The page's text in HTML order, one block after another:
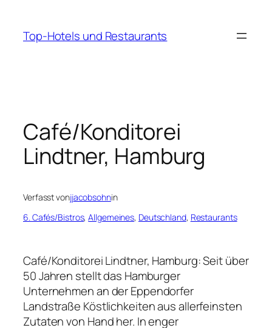
springen
Top-Hotels und Restaurants
Café/Konditorei
Lindtner, Hamburg
Verfasst vonjjacobsohnin
6. Cafés/Bistros, Allgemeines, Deutschland, Restaurants
Café/Konditorei Lindtner, Hamburg: Seit über
50 Jahren stellt das Hamburger
Unternehmen an der Eppendorfer
Landstraße Köstlichkeiten aus allerfeinsten
Zutaten von Hand her. In enger